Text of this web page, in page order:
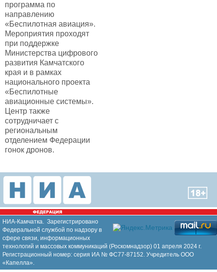
программа по
направлению
«Беспилотная авиация».
Мероприятия проходят
при поддержке
Министерства цифрового
развития Камчатского
края и в рамках
национального проекта
«Беспилотные
авиационные системы».
Центр также
сотрудничает с
региональным
отделением Федерации
гонок дронов.
НИА-Камчатка. Зарегистрировано
Федеральной службой по надзору в
сфере связи, информационных
технологий и массовых коммуникаций (Роскомнадзор) 01 апреля 2024 г.
Регистрационный номер: серия ИА № ФС77-87152. Учредитель ООО
«Капелла».